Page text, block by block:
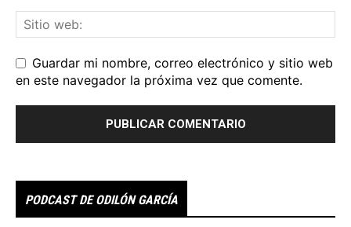
Guardar mi nombre, correo electrónico y sitio web
en este navegador la próxima vez que comente.
PODCAST DE ODILÓN GARCÍA